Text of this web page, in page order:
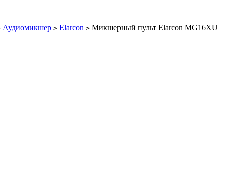
Аудиомикшер > Elarcon > Микшерный пульт Elarcon MG16XU